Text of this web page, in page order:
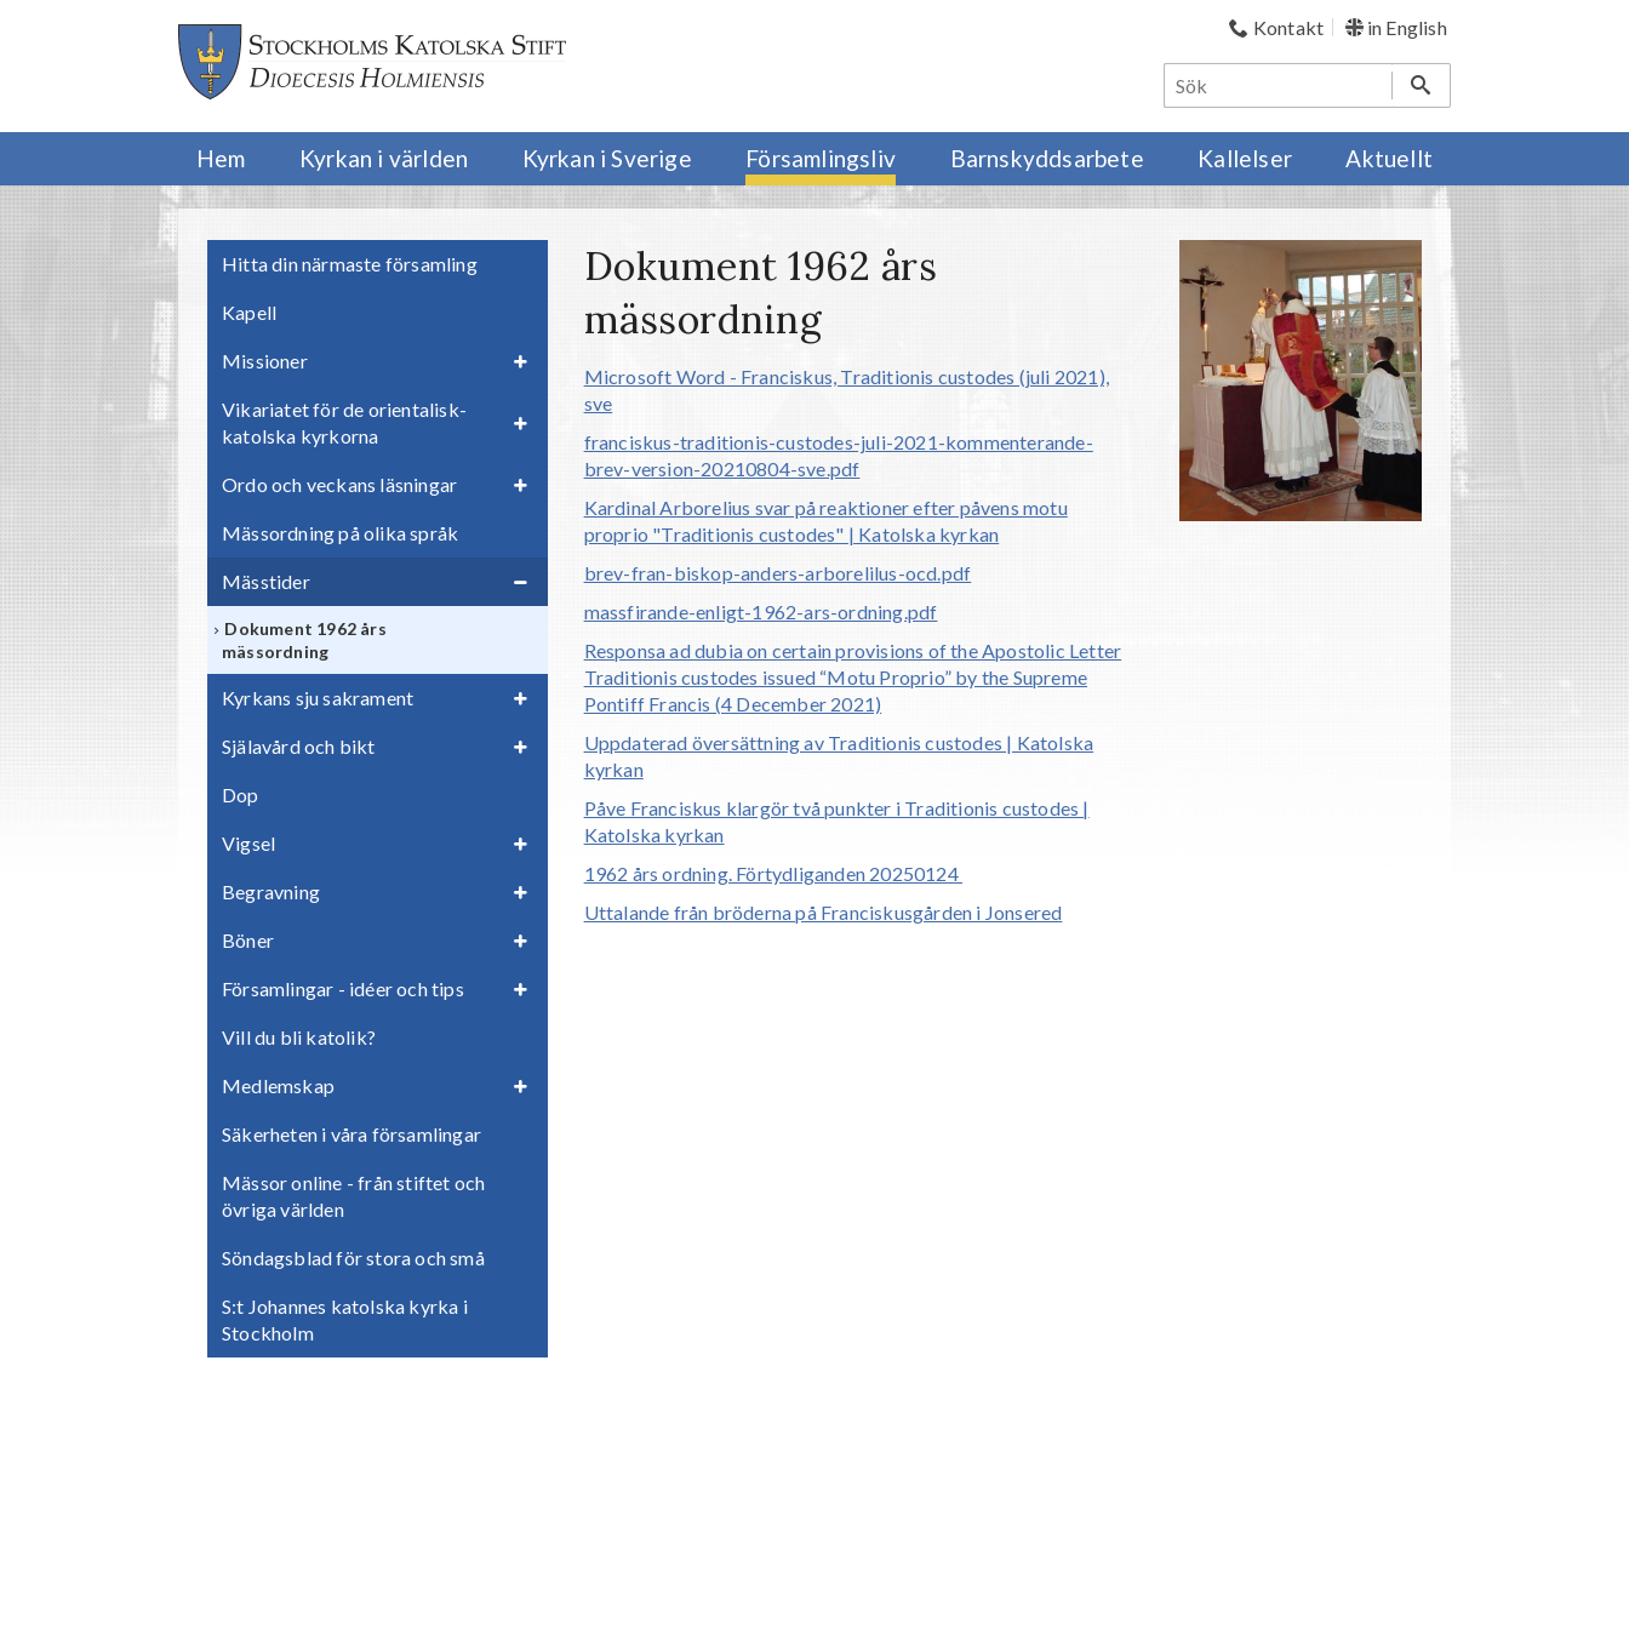
Kontakt in English
Hem Kyrkan i världen Kyrkan i Sverige Församlingsliv Barnskyddsarbete Kallelser Aktuellt
Hitta din närmaste församling
Kapell
Missioner
Vikariatet för de orientalisk-
katolska kyrkorna
Ordo och veckans läsningar
Mässordning på olika språk
Mässtider
Dokument 1962 års
mässordning
Kyrkans sju sakrament
Själavård och bikt
Dop
Vigsel
Begravning
Böner
Församlingar - idéer och tips
Vill du bli katolik?
Medlemskap
Säkerheten i våra församlingar
Mässor online - från stiftet och
övriga världen
Söndagsblad för stora och små
S:t Johannes katolska kyrka i
Stockholm
Dokument 1962 års
mässordning
Microsoft Word - Franciskus, Traditionis custodes (juli 2021),
sve
franciskus-traditionis-custodes-juli-2021-kommenterande-
brev-version-20210804-sve.pdf
Kardinal Arborelius svar på reaktioner efter påvens motu
proprio "Traditionis custodes" | Katolska kyrkan
brev-fran-biskop-anders-arborelilus-ocd.pdf
massfirande-enligt-1962-ars-ordning.pdf
Responsa ad dubia on certain provisions of the Apostolic Letter
Traditionis custodes issued “Motu Proprio” by the Supreme
Pontiff Francis (4 December 2021)
Uppdaterad översättning av Traditionis custodes | Katolska
kyrkan
Påve Franciskus klargör två punkter i Traditionis custodes |
Katolska kyrkan
1962 års ordning. Förtydliganden 20250124
Uttalande från bröderna på Franciskusgården i Jonsered